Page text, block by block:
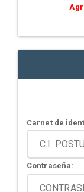
Carnet de
Contraseña: